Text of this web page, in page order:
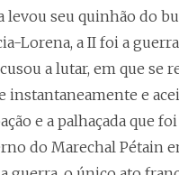
levou seu quinhão do
Lorena, a II foi a
a lutar, em que se
instantaneamente e
e a palhaçada que
do Marechal Pétain